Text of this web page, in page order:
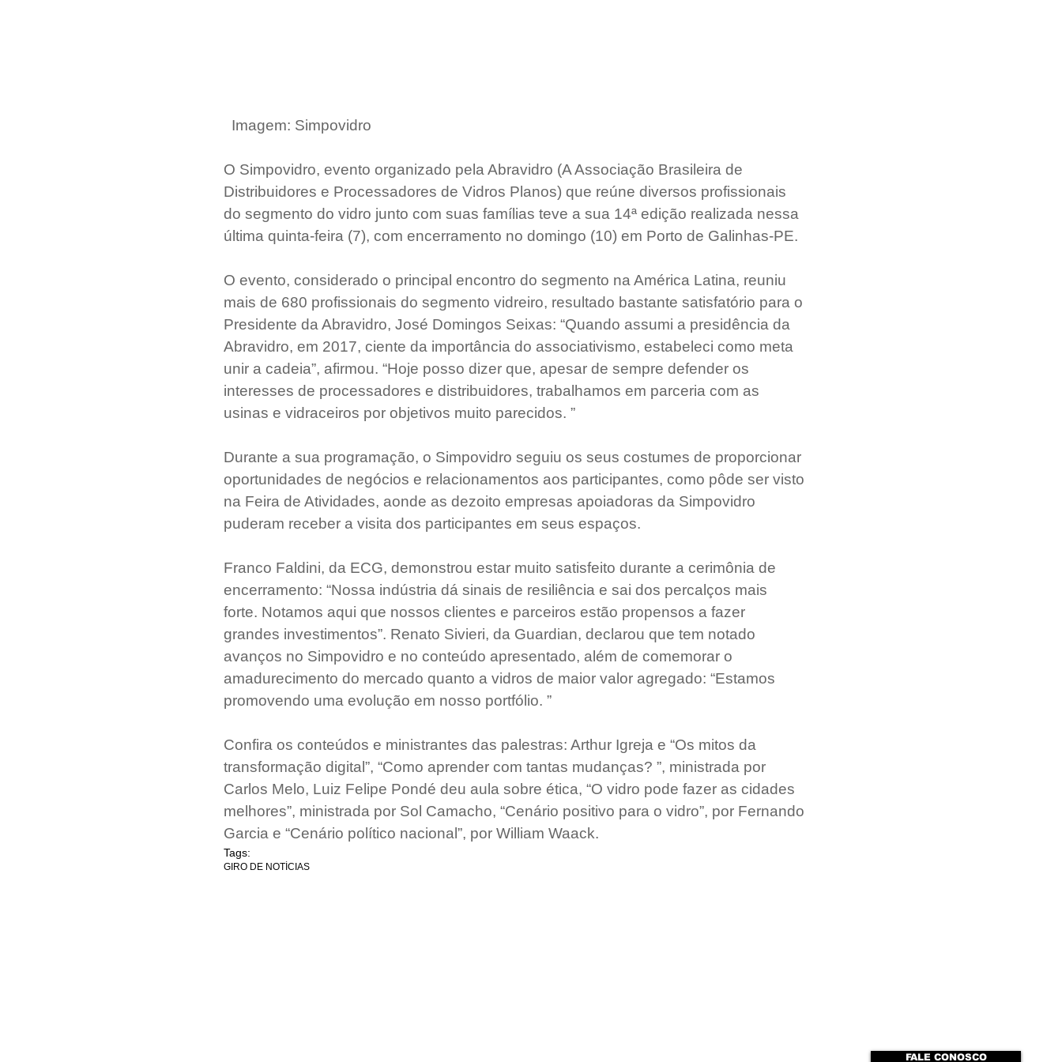
Imagem: Simpovidro
O Simpovidro, evento organizado pela Abravidro (A Associação Brasileira de
Distribuidores e Processadores de Vidros Planos) que reúne diversos profissionais
do segmento do vidro junto com suas famílias teve a sua 14ª edição realizada nessa
última quinta-feira (7), com encerramento no domingo (10) em Porto de Galinhas-PE.
O evento, considerado o principal encontro do segmento na América Latina, reuniu
mais de 680 profissionais do segmento vidreiro, resultado bastante satisfatório para o
Presidente da Abravidro, José Domingos Seixas: “Quando assumi a presidência da
Abravidro, em 2017, ciente da importância do associativismo, estabeleci como meta
unir a cadeia”, afirmou. “Hoje posso dizer que, apesar de sempre defender os
interesses de processadores e distribuidores, trabalhamos em parceria com as
usinas e vidraceiros por objetivos muito parecidos. ”
Durante a sua programação, o Simpovidro seguiu os seus costumes de proporcionar
oportunidades de negócios e relacionamentos aos participantes, como pôde ser visto
na Feira de Atividades, aonde as dezoito empresas apoiadoras da Simpovidro
puderam receber a visita dos participantes em seus espaços.
Franco Faldini, da ECG, demonstrou estar muito satisfeito durante a cerimônia de
encerramento: “Nossa indústria dá sinais de resiliência e sai dos percalços mais
forte. Notamos aqui que nossos clientes e parceiros estão propensos a fazer
grandes investimentos”. Renato Sivieri, da Guardian, declarou que tem notado
avanços no Simpovidro e no conteúdo apresentado, além de comemorar o
amadurecimento do mercado quanto a vidros de maior valor agregado: “Estamos
promovendo uma evolução em nosso portfólio. ”
Confira os conteúdos e ministrantes das palestras: Arthur Igreja e “Os mitos da
transformação digital”, “Como aprender com tantas mudanças? ”, ministrada por
Carlos Melo, Luiz Felipe Pondé deu aula sobre ética, “O vidro pode fazer as cidades
melhores”, ministrada por Sol Camacho, “Cenário positivo para o vidro”, por Fernando
Garcia e “Cenário político nacional”, por William Waack.
Tags:
GIRO DE NOTÍCIAS
FALE CONOSCO